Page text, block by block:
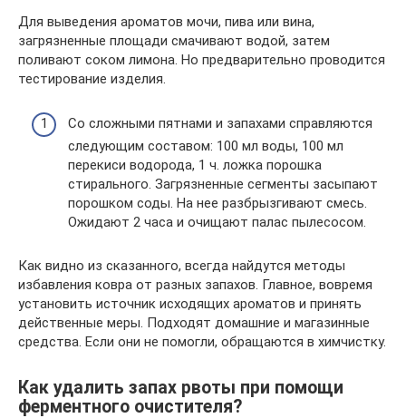
Для выведения ароматов мочи, пива или вина,
загрязненные площади смачивают водой, затем
поливают соком лимона. Но предварительно проводится
тестирование изделия.
Со сложными пятнами и запахами справляются
следующим составом: 100 мл воды, 100 мл
перекиси водорода, 1 ч. ложка порошка
стирального. Загрязненные сегменты засыпают
порошком соды. На нее разбрызгивают смесь.
Ожидают 2 часа и очищают палас пылесосом.
Как видно из сказанного, всегда найдутся методы
избавления ковра от разных запахов. Главное, вовремя
установить источник исходящих ароматов и принять
действенные меры. Подходят домашние и магазинные
средства. Если они не помогли, обращаются в химчистку.
Как удалить запах рвоты при помощи
ферментного очистителя?